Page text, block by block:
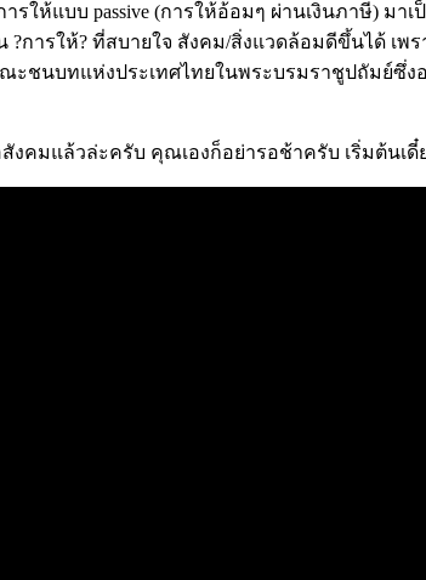
แบบ passive (การให้อ้อมๆ ผ่านเงินภาษี) มาเ
ารให้? ที่สบายใจ สังคม/สิ่งแวดล้อมดีขึ้นได้ เพ
ะชนบทแห่งประเทศไทยในพระบรมราชูปถัมย์
คมแล้วล่ะครับ คุณเองก็อย่ารอช้าครับ เริ่มต้นเดี๋